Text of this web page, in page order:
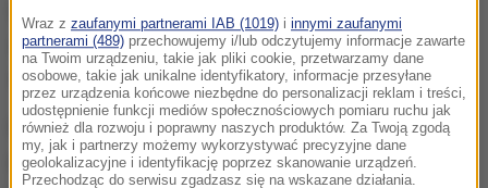
W komunikacie prokuratury napisano, że występuje
stopień podejrzenia uzasadniający aresztowanie w
związku z zarzutami czynów terrorystycznych.
Nie sprecyzowano, jakie są powiązania tej osoby z
pozostającym w rękach władz 39-letnim Uzbekiem,
Wraz z zaufanymi partnerami IAB (1019) i innymi zaufanymi
partnerami (489) przechowujemy i/lub odczytujemy informacje zawarte
na Twoim urządzeniu, takie jak pliki cookie, przetwarzamy dane
osobowe, takie jak unikalne identyfikatory, informacje przesyłane
przez urządzenia końcowe niezbędne do personalizacji reklam i treści,
udostępnienie funkcji mediów społecznościowych pomiaru ruchu jak
również dla rozwoju i poprawny naszych produktów. Za Twoją zgodą
my, jak i partnerzy możemy wykorzystywać precyzyjne dane
geolokalizacyjne i identyfikację poprzez skanowanie urządzeń.
Przechodząc do serwisu zgadzasz się na wskazane działania.